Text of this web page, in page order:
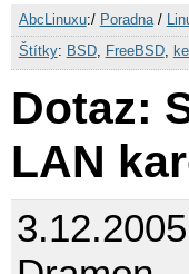
AbcLinuxu:/ Poradna/
Štítky: BSD, FreeBSD,
Dotaz:
LAN